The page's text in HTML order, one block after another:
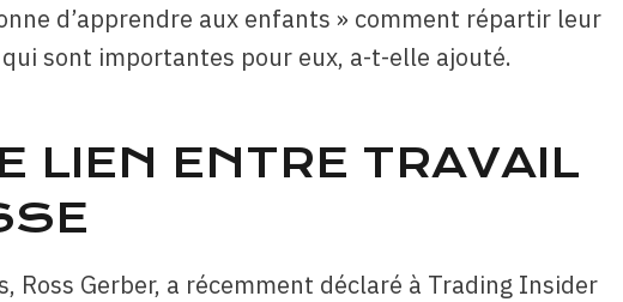
d’apprendre aux enfants » comment répartir leur
sont importantes pour eux, a-t-elle ajouté.
LIEN ENTRE TRAVAIL
Ross Gerber, a récemment déclaré à Trading Insider